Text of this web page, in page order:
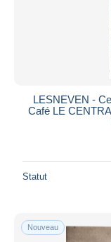
LESNEVEN -
Café LE
Statut
Nouveau